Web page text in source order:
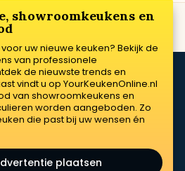
showroomkeukens en
uw nieuwe keuken? Bekijk de
van professionele
de nieuwste trends en
vindt u op YourKeukenOnline.nl
van showroomkeukens en
worden aangeboden. Zo
die past bij uw wensen én
plaatsen